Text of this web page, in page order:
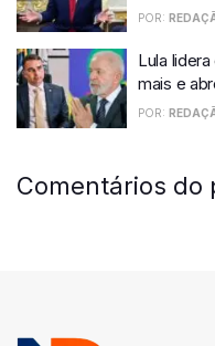
POR:
Lula
mais e
POR:
Comentários do